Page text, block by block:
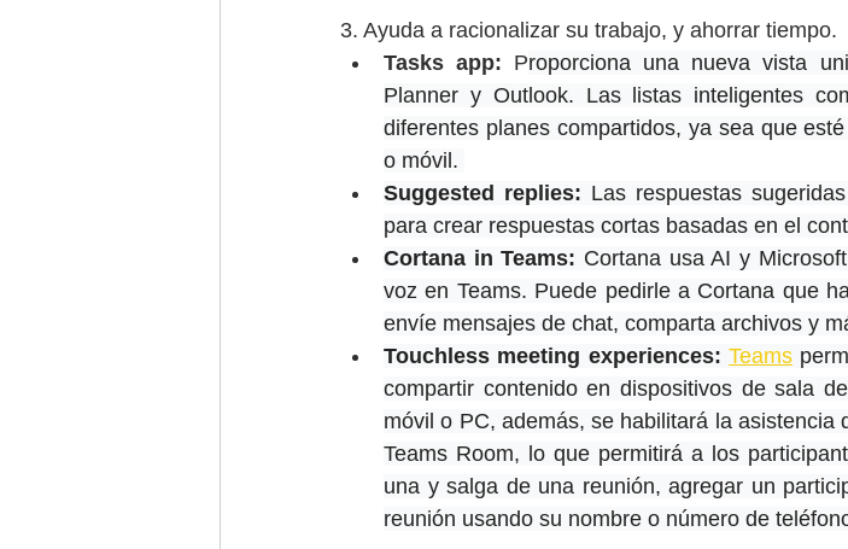
3. Ayuda a racionalizar su trabajo, y ahorrar tiempo.
Tasks app: Proporciona una nueva vista
Planner y Outlook. Las listas inteligentes
diferentes planes compartidos, ya sea que
o móvil.
Suggested replies: Las respuestas
para crear respuestas cortas basadas en el
Cortana in Teams: Cortana usa AI y
voz en Teams. Puede pedirle a Cortana que
envíe mensajes de chat, comparta archivos y
Touchless meeting experiences: Teams
compartir contenido en dispositivos de sala
móvil o PC, además, se habilitará la
Teams Room, lo que permitirá a los
una y salga de una reunión, agregar un
reunión usando su nombre o número de